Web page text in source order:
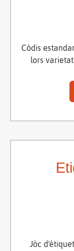
Códis
lors
Jòc